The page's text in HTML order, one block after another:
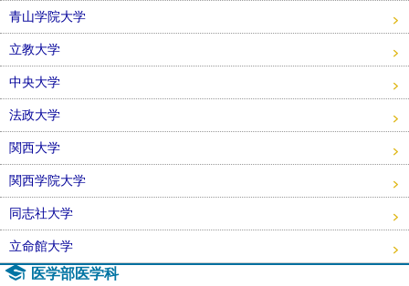
青山学院大学
立教大学
中央大学
法政大学
関西大学
関西学院大学
同志社大学
立命館大学
医学部医学科